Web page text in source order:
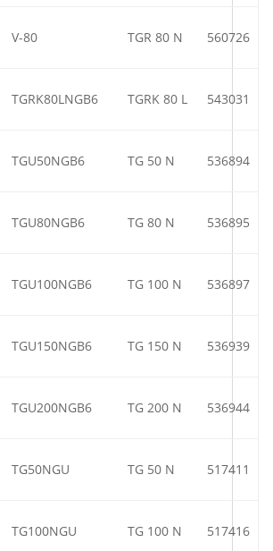
V-80 TGR 80 N 560726
TGRK80LNGB6 TGRK 80 L 543031
TGU50NGB6 TG 50 N 536894
TGU80NGB6 TG 80 N 536895
TGU100NGB6 TG 100 N 536897
TGU150NGB6 TG 150 N 536939
TGU200NGB6 TG 200 N 536944
TG50NGU TG 50 N 517411
TG100NGU TG 100 N 517416